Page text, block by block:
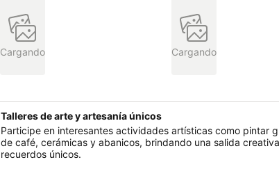
Cargando Cargando
Talleres de arte y artesanía únicos
Participe en interesantes actividades artísticas como pintar
de café, cerámicas y abanicos, brindando una salida
recuerdos únicos.